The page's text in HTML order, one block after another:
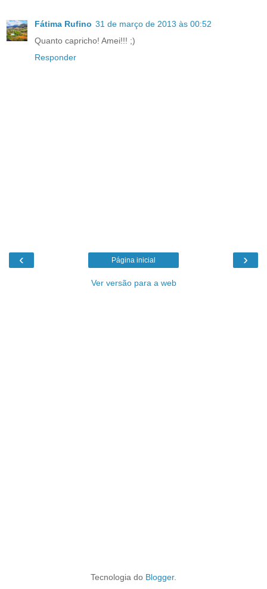
Fátima Rufino 31 de março de 2013 às 00:52
Quanto capricho! Amei!!! ;)
Responder
‹ ›
Página inicial
Ver versão para a web
Tecnologia do Blogger.